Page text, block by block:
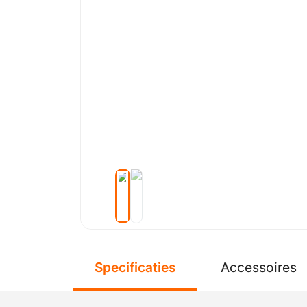
Specificaties Accessoires